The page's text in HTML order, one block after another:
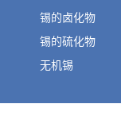
锡的卤化物
锡的硫化物
无机锡